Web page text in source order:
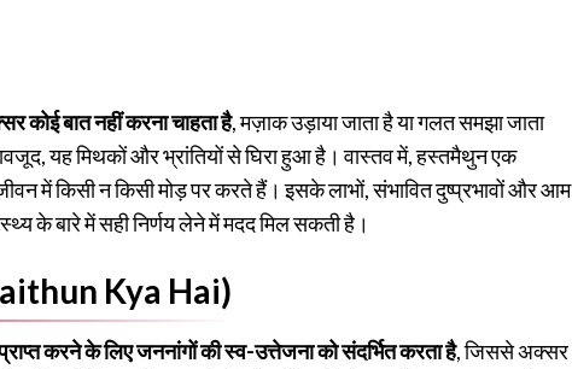
कोई बात नहीं करना चाहता है, मज़ाक उड़ाया जाता है या गलत समझा जाता
यह मिथकों और भ्रांतियों से घिरा हुआ है। वास्तव में, हस्तमैथुन एक
में किसी न किसी मोड़ पर करते हैं। इसके लाभों, संभावित दुष्प्रभावों और आम
के बारे में सही निर्णय लेने में मदद मिल सकती है।
Kya Hai)
करने के लिए जननांगों की स्व-उत्तेजना को संदर्भित करता है, जिससे अक्सर